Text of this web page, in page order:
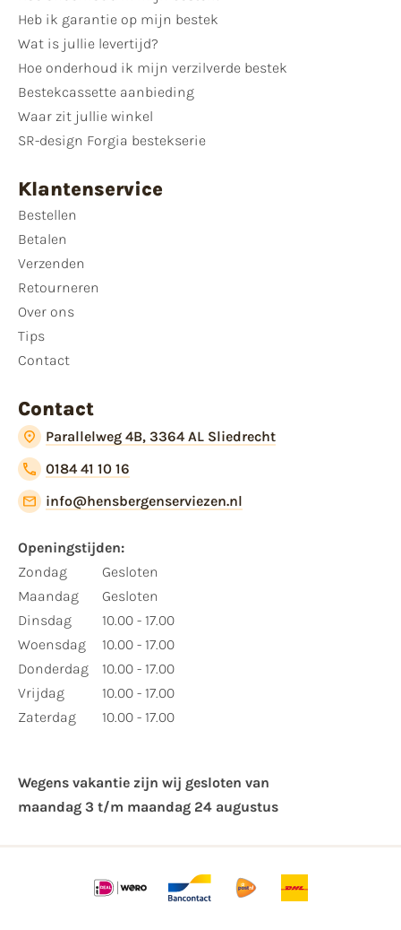
Heb ik garantie op mijn bestek
Wat is jullie levertijd?
Hoe onderhoud ik mijn verzilverde bestek
Bestekcassette aanbieding
Waar zit jullie winkel
SR-design Forgia bestekserie
Klantenservice
Bestellen
Betalen
Verzenden
Retourneren
Over ons
Tips
Contact
Contact
Parallelweg 4B, 3364 AL Sliedrecht
0184 41 10 16
info@hensbergenserviezen.nl
Openingstijden:
Zondag
Maandag
Dinsdag
Woensdag
Donderdag
Vrijdag
Zaterdag
Gesloten
Gesloten
10.00 - 17.00
10.00 - 17.00
10.00 - 17.00
10.00 - 17.00
10.00 - 17.00
Wegens vakantie zijn wij gesloten van ​
maandag 3 t/m maandag 24 augustus